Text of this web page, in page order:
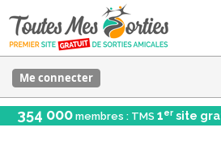
Me connecter
354 000 membres : TMS 1er site